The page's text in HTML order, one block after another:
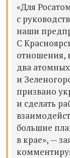
«Для
с
наши
С
отношения,
два
и
призвано
и сделать
большие
в крае», —